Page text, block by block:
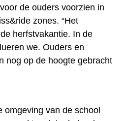
de ouders voorzien in
zones. “Het
herfstvakantie. In de
we. Ouders en
nog op de hoogte gebracht
omgeving van de school